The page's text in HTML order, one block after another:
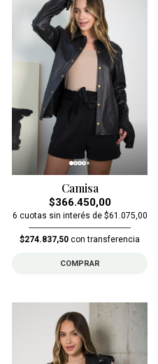
Camisa
$366.450,00
6 cuotas sin interés de $61.075,00
$274.837,50 con transferencia
COMPRAR